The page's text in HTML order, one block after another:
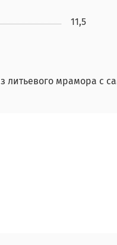
11,5
литьевого мрамора